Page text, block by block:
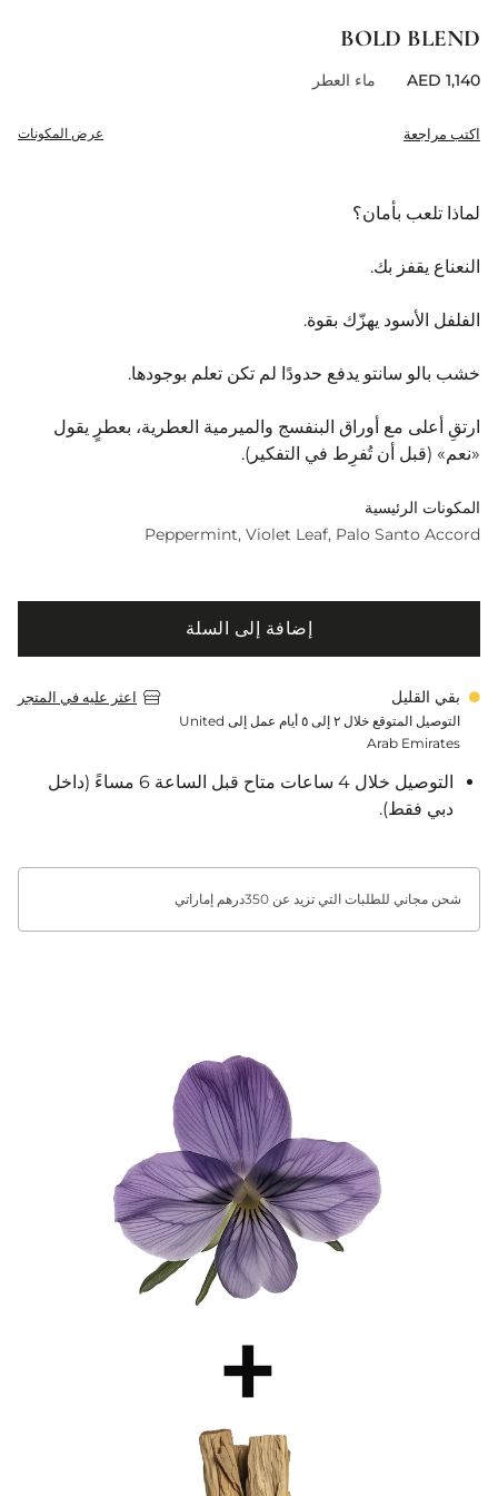
BOLD BLEND
ماء العطر
اكتب مراجعة عرض المكونات
لماذا تلعب بأمان؟
النعناع يقفز بك.
الفلفل الأسود يهزّك بقوة.
خشب بالو سانتو يدفع حدودًا لم تكن تعلم بوجودها.
ارتقِ أعلى مع أوراق البنفسج والميرمية العطرية، بعطرٍ يقول
«نعم» (قبل أن تُفرِط في التفكير).
المكونات الرئيسية
Peppermint Violet Leaf Palo Santo Accord
إضافة إلى السلة
بقي القليل
التوصيل المتوقع خلال ٢ إلى ٥ أيام عمل إلى United
Arab Emirates
اعثر عليه في المتجر
التوصيل خلال 4 ساعات متاح قبل الساعة 6 مساءً (داخل
دبي فقط).
شحن مجاني للطلبات التي تزيد عن 350درهم إماراتي